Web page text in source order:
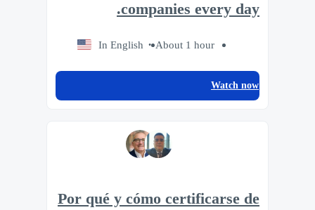
companies every day.
About 1 hour
In English
Watch now
Por qué y cómo certificarse de